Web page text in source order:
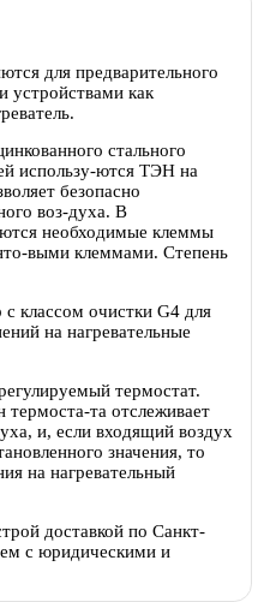
для предварительного
устройствами как
стального
использу-ются ТЭН на
безопасно
воз-духа. В
необходимые клеммы
выми клеммами. Степень
классом очистки G4 для
на нагревательные
термостат.
та отслеживает
и, если входящий воздух
значения, то
на нагревательный
доставкой по Санкт-
с юридическими и